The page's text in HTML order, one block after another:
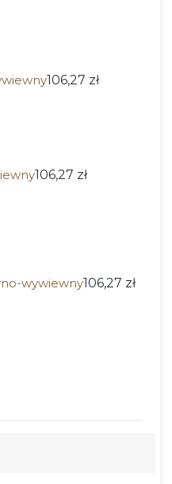
106,27 zł
106,27 zł
wywiewny106,27 zł